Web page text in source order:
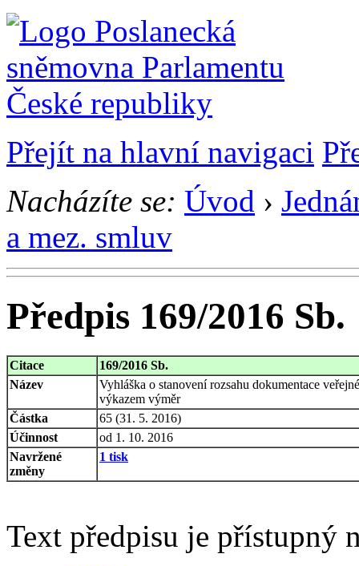
Přejít na hlavní navigaci
Nacházíte se: Úvod ›
a mez. smluv
Předpis 169/2016 Sb.
Citace
169/2016 Sb.
Název
Vyhláška o stanovení rozsahu dokumentace
výkazem výměr
Částka
65 (31. 5. 2016)
Účinnost
od 1. 10. 2016
Navržené
změny
1 tisk
Text předpisu je přístupný